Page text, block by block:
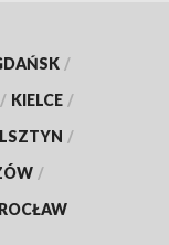
/
/ KIELCE /
/
/